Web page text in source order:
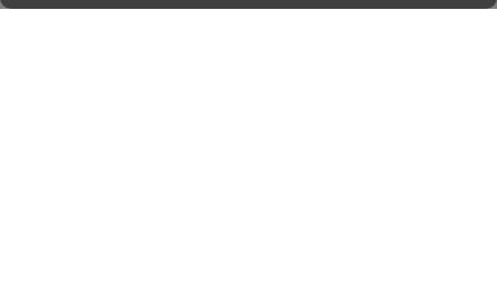
Kontakt